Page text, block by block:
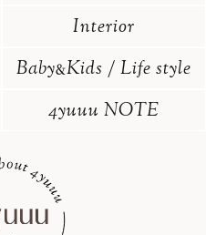
Interior
Baby&Kids / Life style
4yuuu NOTE